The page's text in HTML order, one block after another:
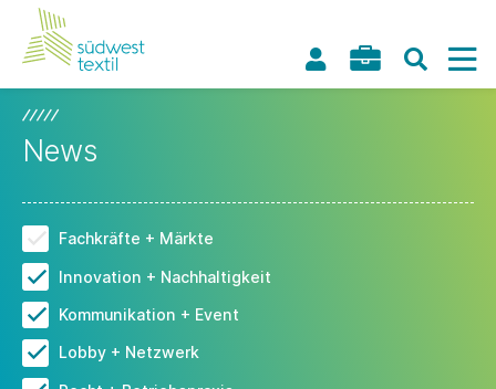
News
Fachkräfte + Märkte
Innovation + Nachhaltigkeit
Kommunikation + Event
Lobby + Netzwerk